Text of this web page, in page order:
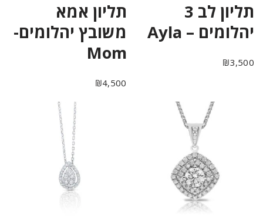
תליון לב 3
יהלומים – Ayla
₪3,500
תליון אמא
משובץ יהלומים-
Mom
₪4,500